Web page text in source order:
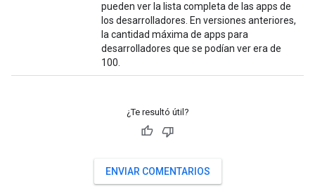
pueden ver la lista completa de las apps de
los desarrolladores. En versiones anteriores,
la cantidad máxima de apps para
desarrolladores que se podían ver era de
100.
¿Te resultó útil?
ENVIAR COMENTARIOS